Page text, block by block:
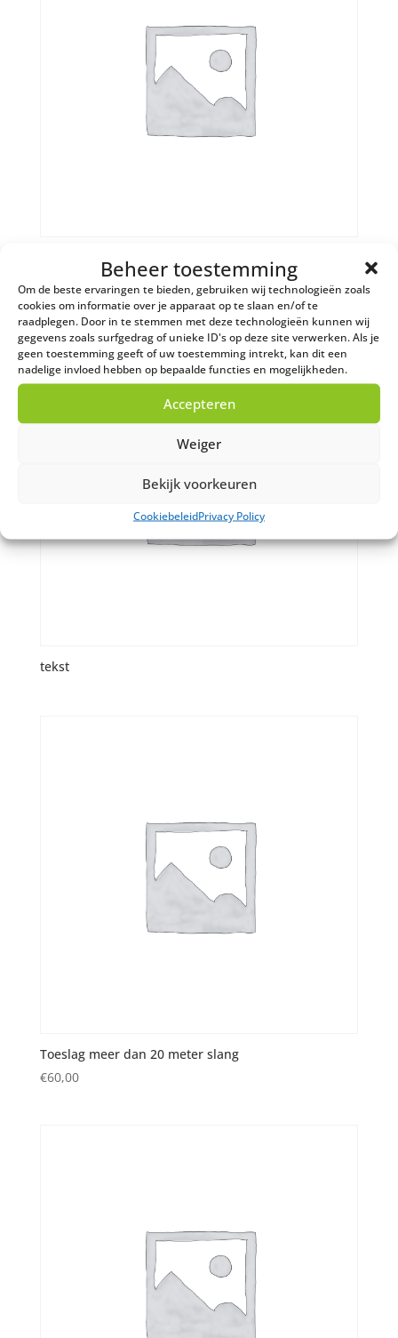
Beheer toestemming
Om de beste ervaringen te bieden, gebruiken wij technologieën zoals
cookies om informatie over je apparaat op te slaan en/of te
raadplegen. Door in te stemmen met deze technologieën kunnen wij
gegevens zoals surfgedrag of unieke ID's op deze site verwerken. Als je
geen toestemming geeft of uw toestemming intrekt, kan dit een
nadelige invloed hebben op bepaalde functies en mogelijkheden.
Accepteren
Weiger
Bekijk voorkeuren
CookiebeleidPrivacy Policy
Laagcalorisch vloeistof
tekst
Toeslag meer dan 20 meter slang
€60,00